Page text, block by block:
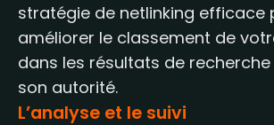
stratégie de netlinking efficace
améliorer le classement de
dans les résultats de
son autorité.
L’analyse et le suivi